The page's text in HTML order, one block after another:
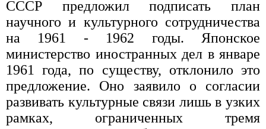
СССР предложил подписать план
научного и культурного сотрудничества
на 1961 - 1962 годы. Японское
министерство иностранных дел в январе
1961 года, по существу, отклонило это
предложение. Оно заявило о согласии
развивать культурные связи лишь в узких
рамках, ограниченных тремя